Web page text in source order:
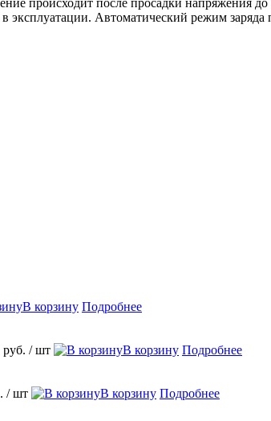
Автоматический режим
В корзину Подробнее
руб. / шт В корзину Подробнее
/ шт В корзину Подробнее